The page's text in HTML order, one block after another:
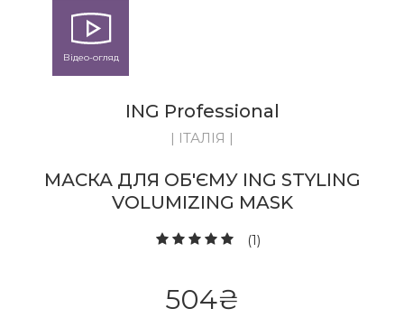
Відео-огляд
ING Professional
| ІТАЛІЯ |
МАСКА ДЛЯ ОБ'ЄМУ ING STYLING
VOLUMIZING MASK
(1)
504₴